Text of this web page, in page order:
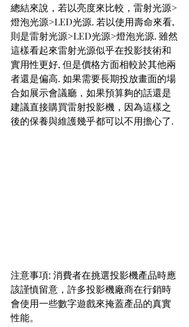
總結來說，若以亮度來比較，雷射光源>
燈泡光源>LED光源. 若以使用壽命來看,
則是雷射光源>LED光源>燈泡光源. 雖然
這樣看起來雷射光源似乎在投影技術和
實用性更好, 但是價格方面相較於其他兩
者還是偏高. 如果需要長期投放畫面的場
合如展示會議廳，如果預算夠的話還是
建議直接購買雷射投影機，因為這樣之
後的保養與維護幾乎都可以不用擔心了.
注意事項: 消費者在挑選投影機產品時應
該謹慎留意，許多投影機廠商在行銷時
會使用一些數字遊戲來掩蓋產品的真實
性能。